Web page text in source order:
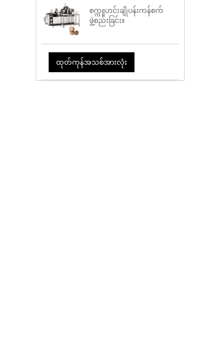
စက္ကူဟင်းချိုပန်းကန်စက်
ဖွဲ့စည်းခြင်း။
ထုတ်ကုန်အသစ်အားလုံး